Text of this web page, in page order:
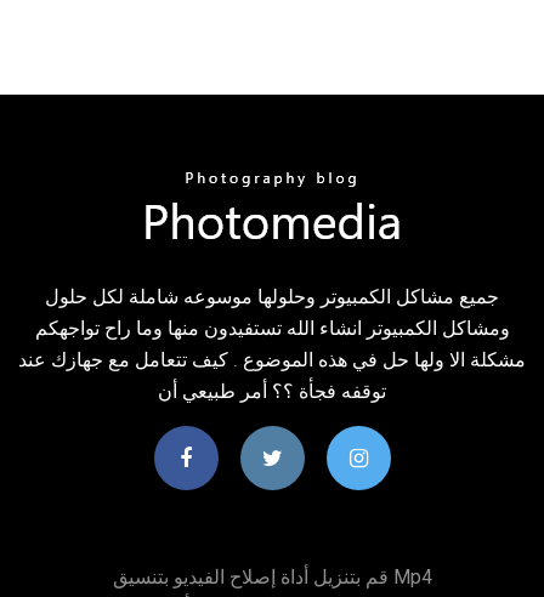
جميع مشاكل الكمبيوتر وحلولها موسوعه شاملة لكل حلول
ومشاكل الكمبيوتر انشاء الله تستفيدون منها وما راح تواجهكم
مشكلة الا ولها حل في هذه الموضوع . كيف تتعامل مع جهازك عند
توقفه فجأة ؟؟ أمر طبيعي أن
قم بتنزيل أداة إصلاح الفيديو بتنسيق Mp4